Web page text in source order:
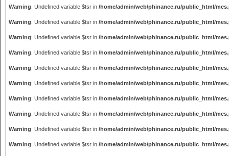
Warning: Undefined variable $tsr in /home/admin/web/phinance.ru/public_html/
Warning: Undefined variable $tsr in /home/admin/web/phinance.ru/public_html/
Warning: Undefined variable $tsr in /home/admin/web/phinance.ru/public_html/
Warning: Undefined variable $tsr in /home/admin/web/phinance.ru/public_html/
Warning: Undefined variable $tsr in /home/admin/web/phinance.ru/public_html/
Warning: Undefined variable $tsr in /home/admin/web/phinance.ru/public_html/
Warning: Undefined variable $tsr in /home/admin/web/phinance.ru/public_html/
Warning: Undefined variable $tsr in /home/admin/web/phinance.ru/public_html/
Warning: Undefined variable $tsr in /home/admin/web/phinance.ru/public_html/
Warning: Undefined variable $tsr in /home/admin/web/phinance.ru/public_html/